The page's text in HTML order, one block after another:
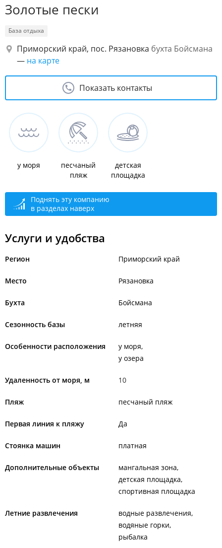
Золотые пески
База отдыха
Приморский край, пос. Рязановка бухта Бойсмана
— на карте
Показать контакты
у моря
песчаный
пляж
детская
площадка
Поднять эту компанию
в разделах наверх
Услуги и удобства
Регион Приморский край
Место Рязановка
Бухта Бойсмана
Сезонность базы летняя
Особенности расположения
у моря
у озера
Удаленность от моря, м 10
Пляж песчаный пляж
Первая линия к пляжу Да
Стоянка машин платная
Дополнительные объекты
мангальная зона
детская площадка
спортивная площадка
Летние развлечения
водные развлечения
водяные горки
рыбалка